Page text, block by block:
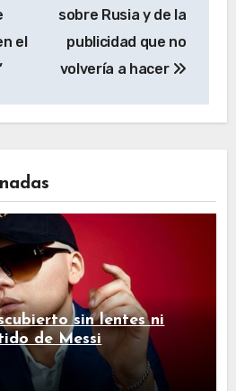
el
sobre Rusia y de la
publicidad que no
volvería a hacer
sin lentes ni
de Messi